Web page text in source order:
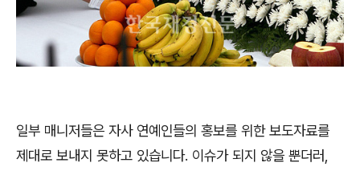
일부 매니저들은 자사 연예인들의 홍보를 위한 보도자료를
제대로 보내지 못하고 있습니다. 이슈가 되지 않을 뿐더러,